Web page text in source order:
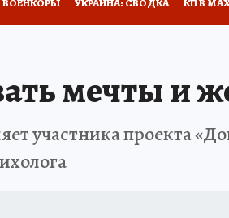
ВОЕНКОРЫ УКРАИНА: СВОДКА КП В
мечты и
участника проекта